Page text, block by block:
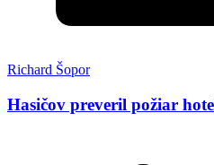
Richard Šopor
Hasičov preveril požiar